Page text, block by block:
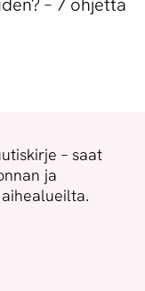
– saat
ja